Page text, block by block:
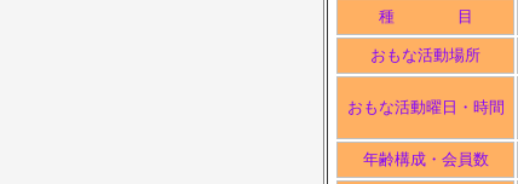
種 目
おもな活動場所
おもな活動曜日・時間
年齢構成・会員数